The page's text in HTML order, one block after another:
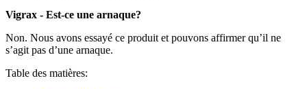
Vigrax - Est-ce une arnaque?
Non. Nous avons essayé ce produit et pouvons affirmer qu’il ne
s’agit pas d’une arnaque.
Table des matières: